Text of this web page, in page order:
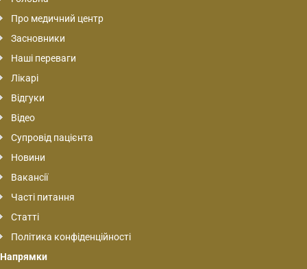
Про медичний центр
Засновники
Наші переваги
Лікарі
Відгуки
Відео
Супровід пацієнта
Новини
Вакансії
Часті питання
Статті
Політика конфіденційності
Напрямки